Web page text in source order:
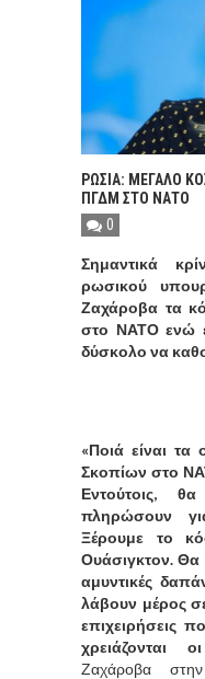
ΡΩΣΙΑ: ΜΕΓΑΛΟ
ΠΓΔΜ ΣΤΟ ΝΑΤΟ
0
Σημαντικά
ρωσικού
Ζαχάροβα τα
στο ΝΑΤΟ ενώ
δύσκολο να
«Ποιά είναι
Σκοπίων στο
Εντούτοις,
πληρώσουν
Ξέρουμε το
Ουάσιγκτον. Θα
αμυντικές
λάβουν μέρος
επιχειρήσεις
χρειάζονται
Ζαχάροβα